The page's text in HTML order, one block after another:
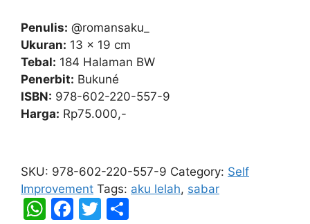
Penulis: @romansaku_
Ukuran: 13 x 19 cm
Tebal: 184 Halaman BW
Penerbit: Bukuné
ISBN: 978-602-220-557-9
Harga: Rp75.000,-
Lelah
Dipaksa
Sabar
quantity
SKU: 978-602-220-557-9 Category: Self
Improvement Tags: aku lelah, sabar
W F
T